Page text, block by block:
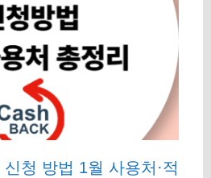
청 방법 1월 사용처·적